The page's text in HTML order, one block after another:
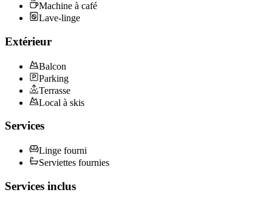
Machine à café
Lave-linge
Extérieur
Balcon
Parking
Terrasse
Local à skis
Services
Linge fourni
Serviettes fournies
Services inclus